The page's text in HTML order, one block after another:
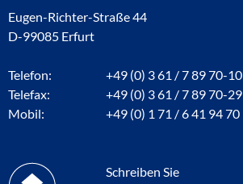
Eugen-Richter-Straße 44
D-99085 Erfurt
Telefon:
+49 (0) 3 61 / 7 89 70-10
Telefax:
+49 (0) 3 61 / 7 89 70-29
Mobil:
+49 (0) 1 71 / 6 41 94 70
Schreiben Sie